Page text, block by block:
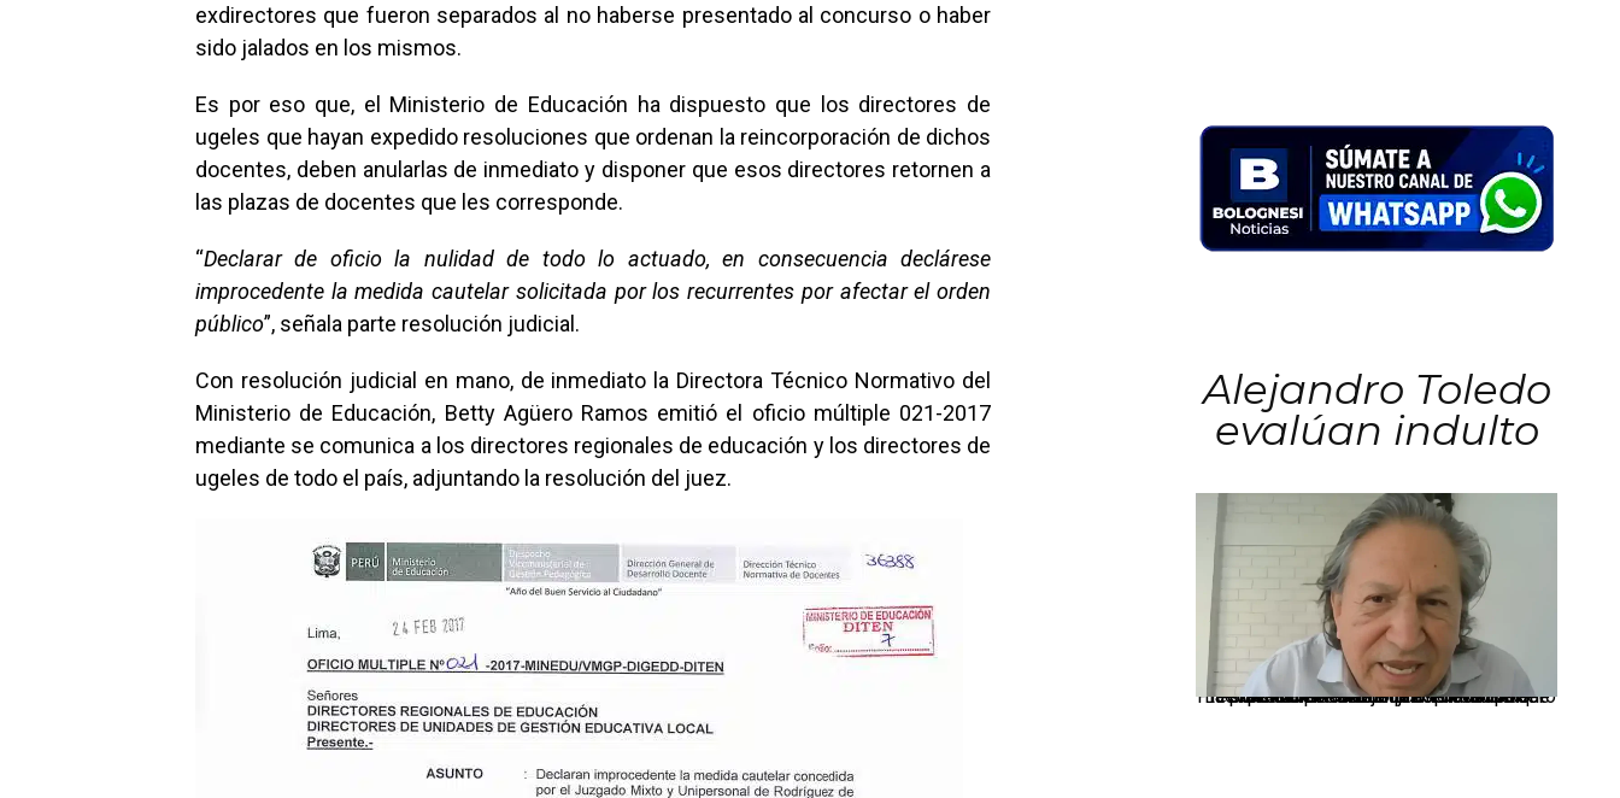
exdirectores que fueron separados al no haberse presentado al concurso o haber
sido jalados en los mismos.
Es por eso que, el Ministerio de Educación ha dispuesto que los directores de
ugeles que hayan expedido resoluciones que ordenan la reincorporación de dichos
docentes, deben anularlas de inmediato y disponer que esos directores retornen a
las plazas de docentes que les corresponde.
“Declarar de oficio la nulidad de todo lo actuado, en consecuencia declárese
improcedente la medida cautelar solicitada por los recurrentes por afectar el orden
público”, señala parte resolución judicial.
Con resolución judicial en mano, de inmediato la Directora Técnico Normativo del
Ministerio de Educación, Betty Agüero Ramos emitió el oficio múltiple 021-2017
mediante se comunica a los directores regionales de educación y los directores de
ugeles de todo el país, adjuntando la resolución del juez.
Alejandro Toledo
evalúan indulto
La presidenta Keiko Fujimori informó que la solicitud de indulto presentada por el expresidente Alejandro Toledo será evaluada por la Comisión de Gracias Presidenciales conforme al procedimiento establecido.